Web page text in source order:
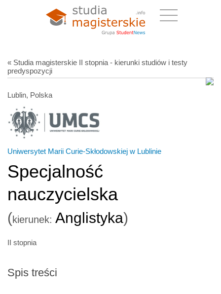
« Studia magisterskie II stopnia - kierunki studiów i testy
predyspozycji
Lublin, Polska
Uniwersytet Marii Curie-Skłodowskiej w Lublinie
Specjalność
nauczycielska
(kierunek: Anglistyka)
II stopnia
Spis treści